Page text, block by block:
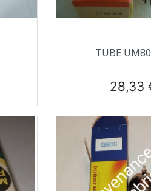
 Aperçu
TUBE
Prix
28,33